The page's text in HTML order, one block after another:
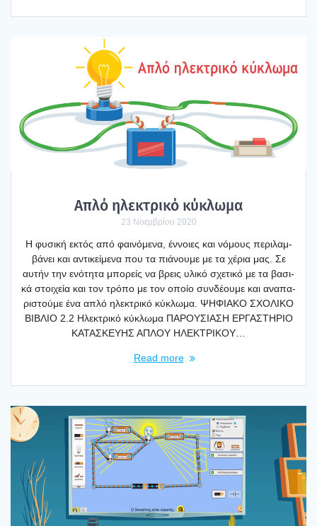
Απλό ηλε­κτρι­κό κύκλω­μα
23 Νοεμβρίου 2020
Η φυσι­κή εκτός από φαι­νό­με­να, έννοιες και νόμους περι­λαμ­
βά­νει και αντι­κεί­με­να που τα πιά­νου­με με τα χέρια μας. Σε
αυτήν την ενό­τη­τα μπο­ρείς να βρεις υλι­κό σχε­τι­κό με τα βασι­
κά στοι­χεία και τον τρό­πο με τον οποίο συν­δέ­ου­με και ανα­πα­
ρι­στού­με ένα απλό ηλε­κτρι­κό κύκλω­μα. ΨΗΦΙΑΚΟ ΣΧΟΛΙΚΟ
ΒΙΒΛΙΟ 2.2 Ηλε­κτρι­κό κύκλω­μα ΠΑΡΟΥΣΙΑΣΗ ΕΡΓΑΣΤΗΡΙΟ
ΚΑΤΑΣΚΕΥΗΣ ΑΠΛΟΥ ΗΛΕΚΤΡΙΚΟΥ…
Read more